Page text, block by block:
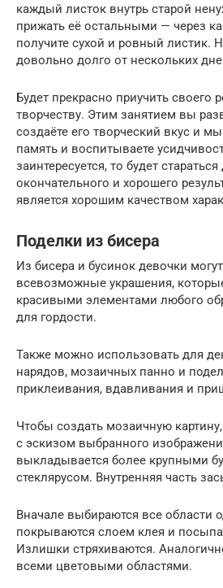
каждый листок внутрь старой
прижать её остальными — через
получите сухой и ровный листик.
довольно долго от нескольких
Будет прекрасно приучить своего
творчеству. Этим занятием вы
создаёте его творческий вкус и
память и воспитываете
заинтересуется, то будет
окончательного и хорошего
является хорошим качеством
Поделки из бисера
Из бисера и бусинок девочки
всевозможные украшения,
красивыми элементами любого
для гордости.
Также можно использовать для
нарядов, мозаичных панно и
приклеивания, вдавливания и
Чтобы создать мозаичную
с эскизом выбранного
выкладывается более крупными
стеклярусом. Внутренняя часть
Вначале выбираются все области
покрываются слоем клея и
Излишки стряхиваются.
всеми цветовыми областями.